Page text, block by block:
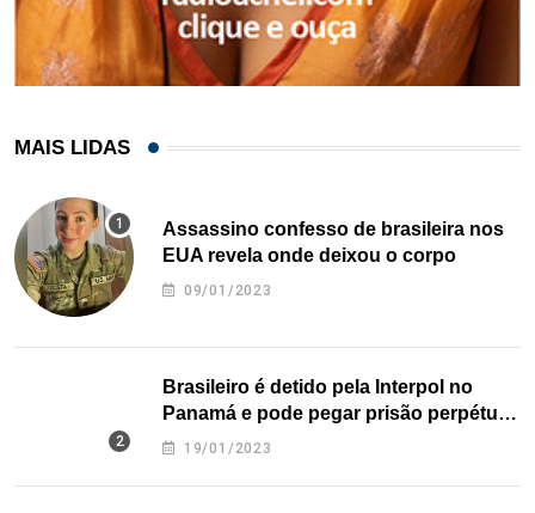
MAIS LIDAS
Assassino confesso de brasileira nos
EUA revela onde deixou o corpo
09/01/2023
Brasileiro é detido pela Interpol no
Panamá e pode pegar prisão perpétua
nos EUA
19/01/2023